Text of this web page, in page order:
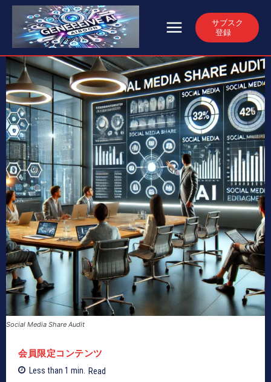
サブスク
登録
Social Media Share Audit
会員限定コンテンツ
Less than 1 min. Read